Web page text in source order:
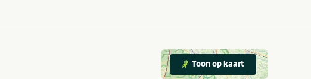
Toon op kaart